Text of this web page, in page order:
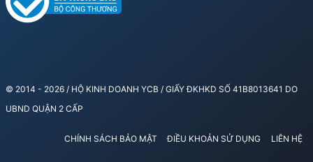
© 2014 - 2026 / HỘ KINH DOANH YCB / GIẤY ĐKHKD SỐ 41B8013641 DO
UBND QUẬN 2 CẤP
CHÍNH SÁCH BẢO MẬT ĐIỀU KHOẢN SỬ DỤNG LIÊN HỆ